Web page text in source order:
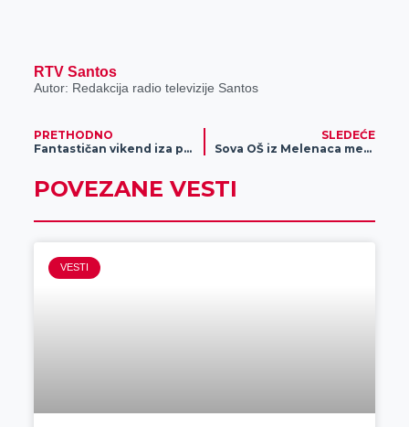
RTV Santos
Autor: Redakcija radio televizije Santos
PRETHODNO
Fantastičan vikend iza plivača Proletera!
SLEDEĆE
Sova OŠ iz Melenaca među najlepšim u Srbiji
POVEZANE VESTI
VESTI